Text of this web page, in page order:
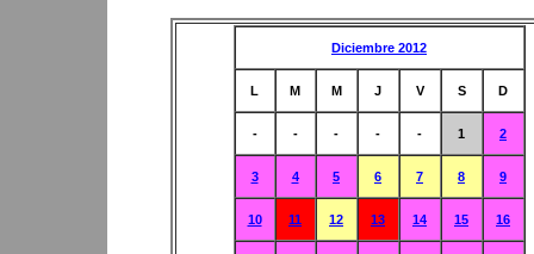
Diciembre 2012
L M M J V S D
- - - - - 1 2
3 4 5 6 7 8 9
10 11 12 13 14 15 16